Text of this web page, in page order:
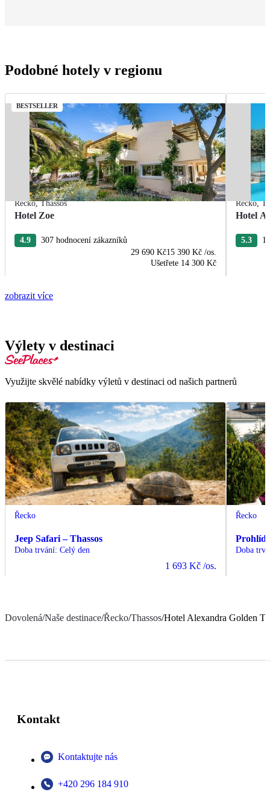
Podobné hotely v regionu
BESTSELLER
Řecko,Thassos
Hotel Zoe
4.9
307 hodnocení zákazníků
29 690 Kč15 390 Kč /os.
Ušetřete 14 300 Kč
Řecko,
Hotel
5.3
zobrazit více
Výlety v destinaci
Využijte skvělé nabídky výletů v destinaci od našich partnerů
Řecko
Jeep Safari – Thassos
Doba trvání: Celý den
1 693 Kč /os.
Řecko
Doba
Dovolená/Naše destinace/Řecko/Thassos/Hotel Alexandra Golden
Kontakt
Kontaktujte nás
+420 296 184 910